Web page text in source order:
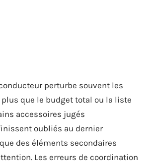
perturbe souvent les
que le budget total ou la liste
accessoires jugés
oubliés au dernier
des éléments secondaires
Les erreurs de coordination